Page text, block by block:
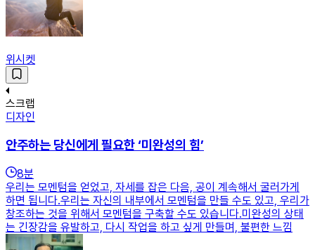
위시켓
스크랩
디자인
안주하는 당신에게 필요한 ‘미완성의 힘’
8분
우리는 모멘텀을 얻었고, 자세를 잡은 다음, 공이 계속해서 굴러가게
하면 됩니다.우리는 자신의 내부에서 모멘텀을 만들 수도 있고, 우리가
창조하는 것을 위해서 모멘텀을 구축할 수도 있습니다.미완성의 상태
는 긴장감을 유발하고, 다시 작업을 하고 싶게 만들며, 불편한 느낌